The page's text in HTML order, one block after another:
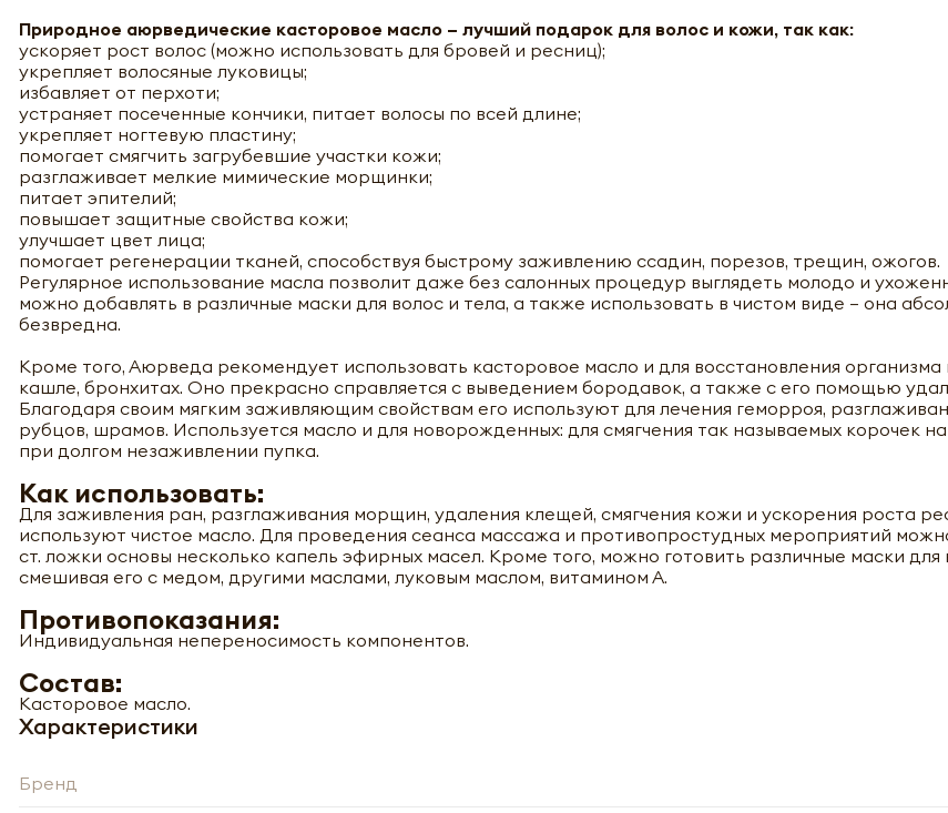
Природное аюрведические касторовое масло – лучший подарок для волос и кожи, так как:
ускоряет рост волос (можно использовать для бровей и ресниц);
укрепляет волосяные луковицы;
избавляет от перхоти;
устраняет посеченные кончики, питает волосы по всей длине;
укрепляет ногтевую пластину;
помогает смягчить загрубевшие участки кожи;
разглаживает мелкие мимические морщинки;
питает эпителий;
повышает защитные свойства кожи;
улучшает цвет лица;
помогает регенерации тканей, способствуя быстрому заживлению ссадин, порезов, трещин, ожогов.
Регулярное использование масла позволит даже без салонных процедур выглядеть молодо и
можно добавлять в различные маски для волос и тела, а также использовать в чистом виде – она
безвредна.
Кроме того, Аюрведа рекомендует использовать касторовое масло и для восстановления организма
кашле, бронхитах. Оно прекрасно справляется с выведением бородавок, а также с его помощью
Благодаря своим мягким заживляющим свойствам его используют для лечения геморроя,
рубцов, шрамов. Используется масло и для новорожденных: для смягчения так называемых корочек
при долгом незаживлении пупка.
Как использовать:
Для заживления ран, разглаживания морщин, удаления клещей, смягчения кожи и ускорения роста
используют чистое масло. Для проведения сеанса массажа и противопростудных мероприятий
ст. ложки основы несколько капель эфирных масел. Кроме того, можно готовить различные маски для
смешивая его с медом, другими маслами, луковым маслом, витамином А.
Противопоказания:
Индивидуальная непереносимость компонентов.
Состав:
Касторовое масло.
Характеристики
Бренд